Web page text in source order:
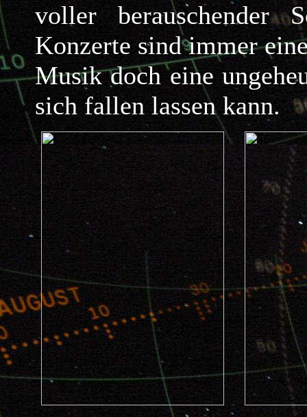
voller berauschender
Konzerte sind immer
Musik doch eine
sich fallen lassen kann.